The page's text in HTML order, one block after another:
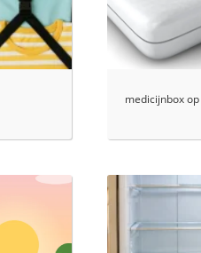
medicijnbox